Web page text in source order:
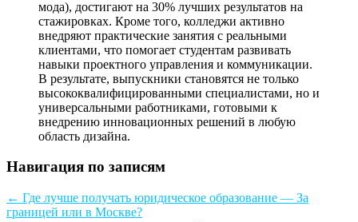
мода), достигают на 30% лучших результатов на
стажировках. Кроме того, колледжи активно
внедряют практические занятия с реальными
клиентами, что помогает студентам развивать
навыки проектного управления и коммуникации.
В результате, выпускники становятся не только
высококвалифицированными специалистами, но и
универсальными работниками, готовыми к
внедрению инновационных решений в любую
область дизайна.
Навигация по записям
← Где лучше получать юридическое образование — За
границей или в Москве?